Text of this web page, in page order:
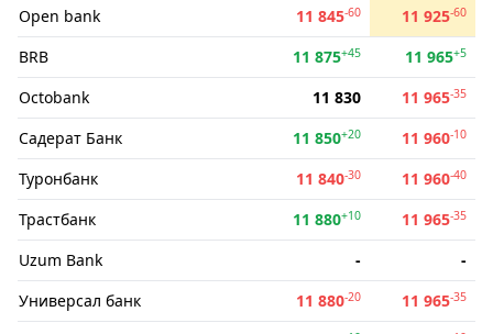
Open bank 11 845-60 11 925-60
BRB 11 875+45 11 965+5
Octobank 11 830 11 965-35
Садерат Банк 11 850+20 11 960-10
Туронбанк 11 840-30 11 960-40
Трастбанк 11 880+10 11 965-35
Uzum Bank -
-
Универсал банк
11 880-20 11 965-35